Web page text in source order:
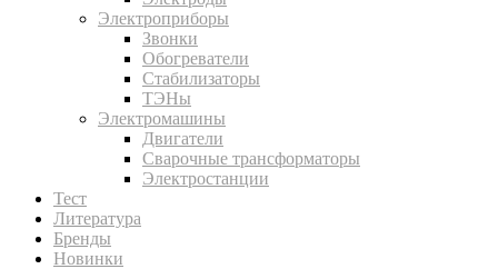
Электроприборы
Звонки
Обогреватели
Стабилизаторы
ТЭНы
Электромашины
Двигатели
Сварочные трансформаторы
Электростанции
Тест
Литература
Бренды
Новинки